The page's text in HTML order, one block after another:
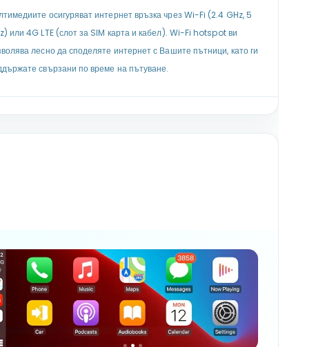
осигуряват интернет връзка чрез Wi-Fi (2.4 GHz, 5
или 4G LTE (слот за SIM карта и кабел). Wi-Fi hotspot ви
лесно да споделяте интернет с Вашите пътници, като ги
свързани по време на пътуване.